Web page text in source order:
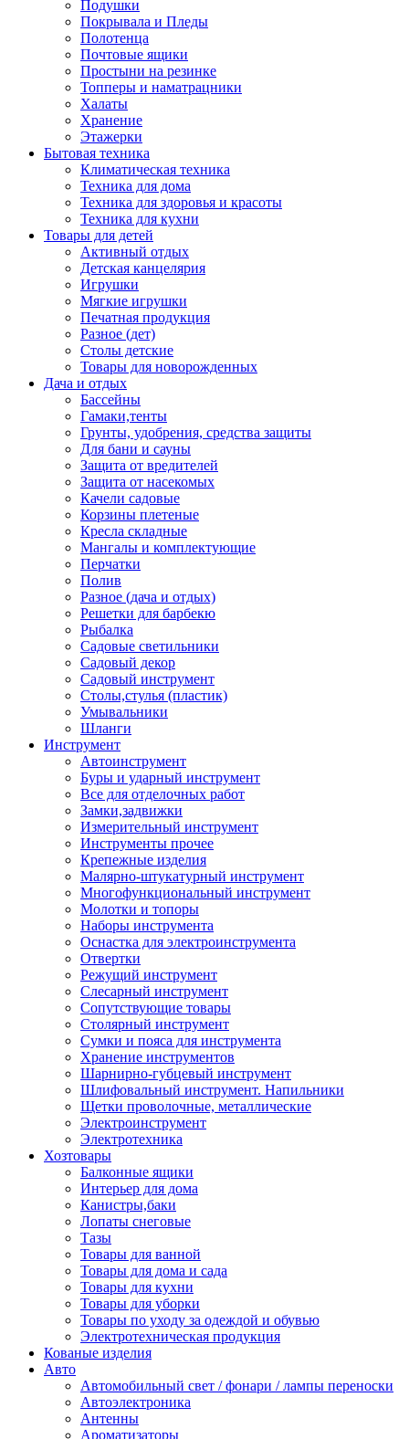
Подушки
Покрывала и Пледы
Полотенца
Почтовые ящики
Простыни на резинке
Топперы и наматрацники
Халаты
Хранение
Этажерки
Бытовая техника
Климатическая техника
Техника для дома
Техника для здоровья и красоты
Техника для кухни
Товары для детей
Активный отдых
Детская канцелярия
Игрушки
Мягкие игрушки
Печатная продукция
Разное (дет)
Столы детские
Товары для новорожденных
Дача и отдых
Бассейны
Гамаки,тенты
Грунты, удобрения, средства защиты
Для бани и сауны
Защита от вредителей
Защита от насекомых
Качели садовые
Корзины плетеные
Кресла складные
Мангалы и комплектующие
Перчатки
Полив
Разное (дача и отдых)
Решетки для барбекю
Рыбалка
Садовые светильники
Садовый декор
Садовый инструмент
Столы,стулья (пластик)
Умывальники
Шланги
Инструмент
Автоинструмент
Буры и ударный инструмент
Все для отделочных работ
Замки,задвижки
Измерительный инструмент
Инструменты прочее
Крепежные изделия
Малярно-штукатурный инструмент
Многофункциональный инструмент
Молотки и топоры
Наборы инструмента
Оснастка для электроинструмента
Отвертки
Режущий инструмент
Слесарный инструмент
Сопутствующие товары
Столярный инструмент
Сумки и пояса для инструмента
Хранение инструментов
Шарнирно-губцевый инструмент
Шлифовальный инструмент. Напильники
Щетки проволочные, металлические
Электроинструмент
Электротехника
Хозтовары
Балконные ящики
Интерьер для дома
Канистры,баки
Лопаты снеговые
Тазы
Товары для ванной
Товары для дома и сада
Товары для кухни
Товары для уборки
Товары по уходу за одеждой и обувью
Электротехническая продукция
Кованые изделия
Авто
Автомобильный свет / фонари / лампы переноски
Автоэлектроника
Антенны
Ароматизаторы